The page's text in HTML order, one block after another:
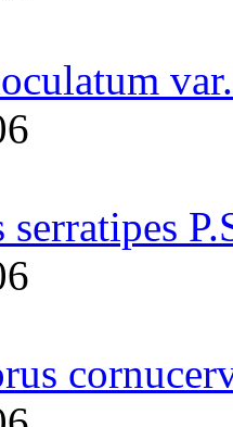
serratipes